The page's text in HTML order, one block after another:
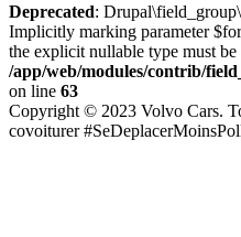
Deprecated:
Implicitly marking parameter
the explicit nullable type must be
/app/web/modules/contrib/
on line 63
Copyright © 2023 Volvo Cars.
covoiturer